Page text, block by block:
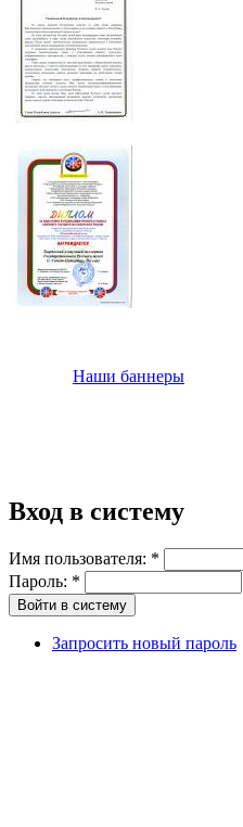
Наши баннеры
Вход в систему
Имя пользователя: *
Пароль: *
Запросить новый пароль